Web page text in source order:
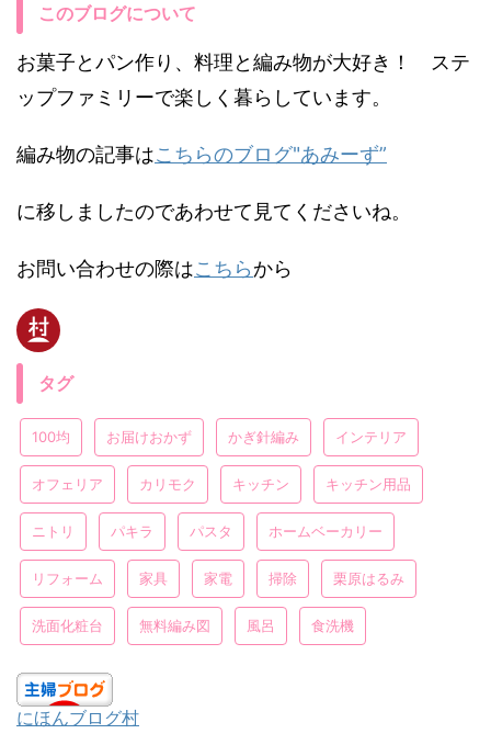
このブログについて
お菓子とパン作り、料理と編み物が大好き！ ステ
ップファミリーで楽しく暮らしています。
編み物の記事はこちらのブログ"あみーず”
に移しましたのであわせて見てくださいね。
お問い合わせの際はこちらから
タグ
100均 お届けおかず かぎ針編み インテリア
オフェリア カリモク キッチン キッチン用品
ニトリ パキラ パスタ ホームベーカリー
リフォーム 家具 家電 掃除 栗原はるみ
洗面化粧台 無料編み図 風呂 食洗機
にほんブログ村